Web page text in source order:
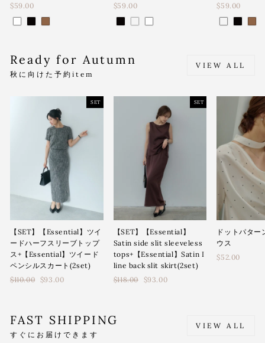
$59.00
$59.00
$59.00
Ready for Autumn
秋に向けた予約item
VIEW ALL
SET
【SET】【Essential】ツイ
ードハーフスリーブトップ
ス+【Essential】ツイード
ペンシルスカート(2set)
通
$110.00 $93.00
SET
【SET】【Essential】
Satin side slit sleeveless
tops+【Essential】Satin I
line back slit skirt(2set)
通
$118.00 $93.00
ドットパター
ウス
$52.00
FAST SHIPPING
すぐにお届けできます
VIEW ALL